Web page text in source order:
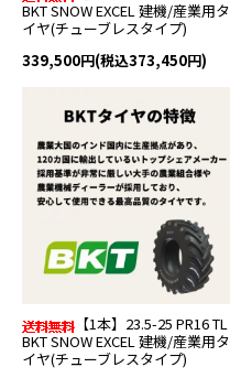
BKT SNOW EXCEL 建機/産業用タ
イヤ(チューブレスタイプ)
339,500円(税込373,450円)
【1本】23.5-25 PR16 TL
BKT SNOW EXCEL 建機/産業用タ
イヤ(チューブレスタイプ)